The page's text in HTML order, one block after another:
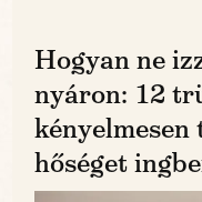
Hogyan ne
nyáron: 12
hőséget